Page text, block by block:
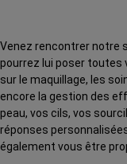
Venez rencontrer notre
pourrez lui poser toutes
sur le maquillage, les
encore la gestion des
peau, vos cils, vos
réponses
également vous être